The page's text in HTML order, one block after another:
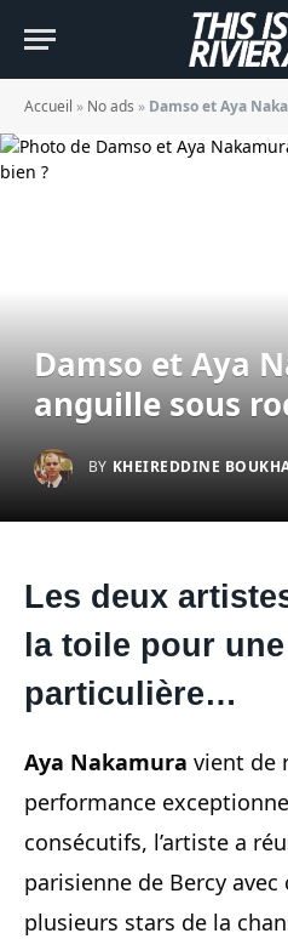
Accueil » No ads » Damso et Aya
Damso et Aya
anguille sous
BY KHEIREDDINE
Les deux
la toile pour
particulière…
Aya Nakamura vient de
performance
consécutifs, l’artiste a
parisienne de Bercy
plusieurs stars de la